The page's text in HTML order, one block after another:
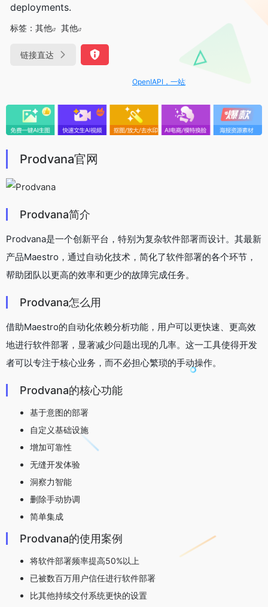
deployments.
标签： 其他 其他
链接直达
OpenIAPI，一站式大模型API聚合平台
Prodvana官网
Prodvana简介
Prodvana是一个创新平台，特别为复杂软件部署而设计。其最新
产品Maestro，通过自动化技术，简化了软件部署的各个环节，
帮助团队以更高的效率和更少的故障完成任务。
Prodvana怎么用
借助Maestro的自动化依赖分析功能，用户可以更快速、更高效
地进行软件部署，显著减少问题出现的几率。这一工具使得开发
者可以专注于核心业务，而不必担心繁琐的手动操作。
Prodvana的核心功能
基于意图的部署
自定义基础设施
增加可靠性
无缝开发体验
洞察力智能
删除手动协调
简单集成
Prodvana的使用案例
将软件部署频率提高50%以上
已被数百万用户信任进行软件部署
比其他持续交付系统更快的设置